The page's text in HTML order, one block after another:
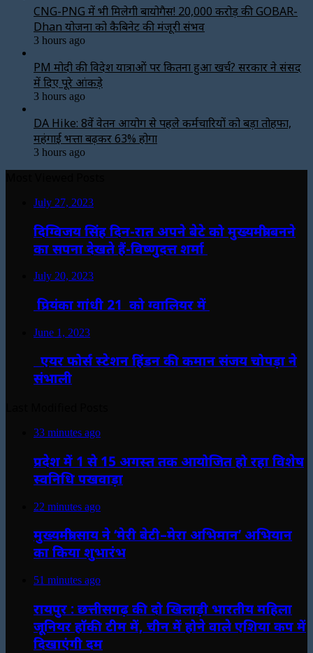
CNG-PNG में भी मिलेगी बायोगैस! ₹20,000 करोड़ की GOBAR-
Dhan योजना को कैबिनेट की मंजूरी संभव
3 hours ago
PM मोदी की विदेश यात्राओं पर कितना हुआ खर्च? सरकार ने संसद
में दिए पूरे आंकड़े
3 hours ago
DA Hike: 8वें वेतन आयोग से पहले कर्मचारियों को बड़ा तोहफा,
महंगाई भत्ता बढ़कर 63% होगा
3 hours ago
July 27, 2023
दिग्विजय सिंह दिन-रात अपने बेटे को मुख्यमंत्री बनने
का सपना देखते हैं-विष्णुदत्त शर्मा
July 20, 2023
प्रियंका गांधी 21 को ग्वालियर में
June 1, 2023
एयर फोर्स स्टेशन हिंडन की कमान संजय चोपड़ा ने
संभाली
33 minutes ago
प्रदेश में 1 से 15 अगस्त तक आयोजित हो रहा विशेष
स्वनिधि पखवाड़ा
22 minutes ago
मुख्यमंत्री साय ने ‘मेरी बेटी–मेरा अभिमान’ अभियान
का किया शुभारंभ
51 minutes ago
रायपुर : छत्तीसगढ़ की दो खिलाड़ी भारतीय महिला
जूनियर हॉकी टीम में, चीन में होने वाले एशिया कप में
दिखाएंगी दम